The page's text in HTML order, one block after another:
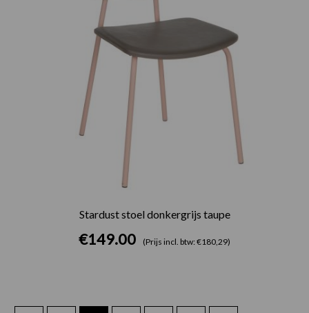
Stardust stoel donkergrijs taupe
€149.00 (Prijs incl. btw: €180,29)